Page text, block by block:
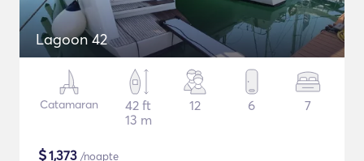
Lagoon 42
Catamaran
42 ft
13 m
12 6 7
$1,373 /noapte